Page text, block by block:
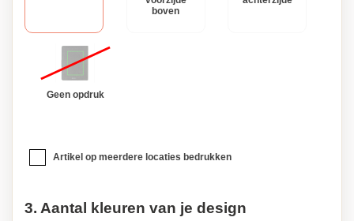
boven
Geen opdruk
Artikel op meerdere locaties bedrukken
3. Aantal kleuren van je design